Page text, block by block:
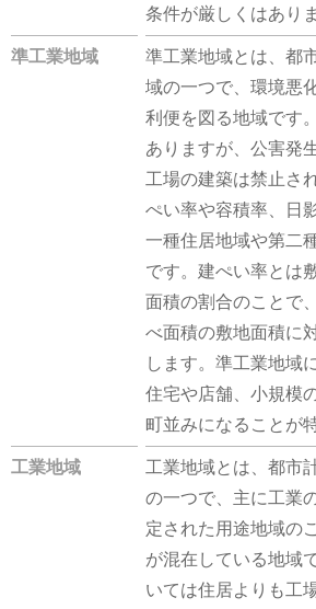
条件が厳しくはあり
準工業地域
準工業地域とは、都
域の一つで、環境悪
利便を図る地域です
ありますが、公害発
工場の建築は禁止さ
ぺい率や容積率、日
一種住居地域や第二
です。建ぺい率とは
面積の割合のことで
べ面積の敷地面積に
します。準工業地域
住宅や店舗、小規模
町並みになることが
工業地域
工業地域とは、都市
の一つで、主に工業
定された用途地域の
が混在している地域
いては住居よりも工